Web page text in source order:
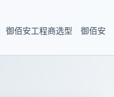
御佰安工程商选型
御佰安